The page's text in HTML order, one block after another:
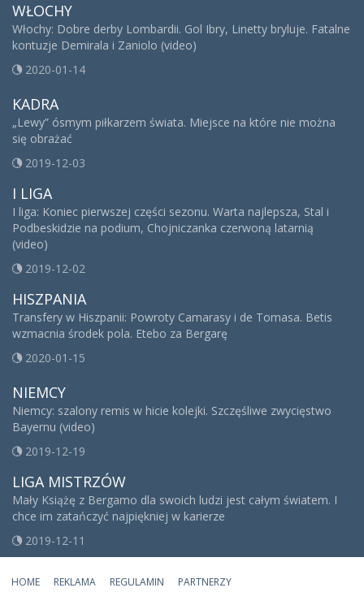
WŁOCHY
Włochy: Dobre derby Lombardii. Gol Ibry, Linetty bryluje. Fatalne
kontuzje Demirala i Zaniolo (video)
2020-01-14
KADRA
„Lewy” ósmym piłkarzem świata. Miejsce na które nie można
się obrażać
2019-12-03
I LIGA
I liga: Koniec pierwszej części sezonu. Warta najlepsza, Stal i
Podbeskidzie na podium, Chojniczanka czerwoną latarnią
(video)
2019-12-02
HISZPANIA
Transfery w Hiszpanii: Powroty Camarasy i de Tomasa. Betis
wzmacnia środek pola. Etebo za Bergarę
2020-01-15
NIEMCY
Niemcy: szalony remis w hicie kolejki. Szczęśliwe zwycięstwo
Bayernu (video)
2019-12-19
LIGA MISTRZÓW
Mały Książę z Bergamo dla swoich ludzi jest całym światem. I
chce im zatańczyć najpiękniej w karierze
2019-12-11
HOME REKLAMA REGULAMIN PARTNERZY